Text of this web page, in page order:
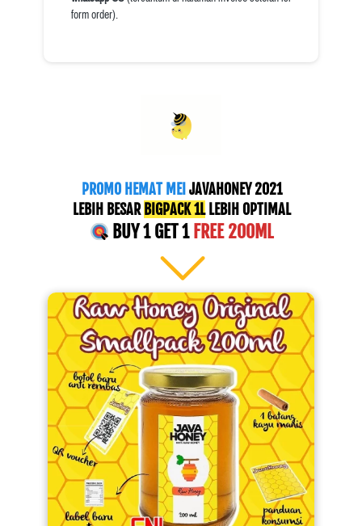
form order).
PROMO HEMAT MEI JAVAHONEY 2021
LEBIH BESAR BIGPACK 1L LEBIH OPTIMAL
BUY 1 GET 1 FREE 200ML